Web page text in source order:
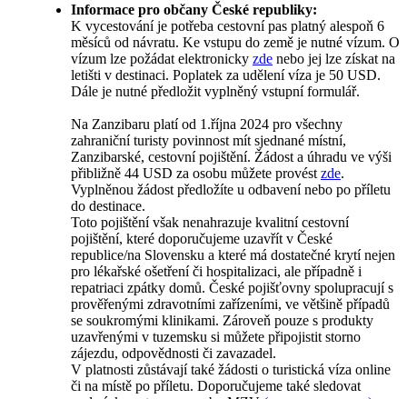
Informace pro občany České republiky:
K vycestování je potřeba cestovní pas platný alespoň 6
měsíců od návratu. Ke vstupu do země je nutné vízum. O
vízum lze požádat elektronicky zde nebo jej lze získat na
letišti v destinaci. Poplatek za udělení víza je 50 USD.
Dále je nutné předložit vyplněný vstupní formulář.
Na Zanzibaru platí od 1.října 2024 pro všechny
zahraniční turisty povinnost mít sjednané místní,
Zanzibarské, cestovní pojištění. Žádost a úhradu ve výši
přibližně 44 USD za osobu můžete provést zde.
Vyplněnou žádost předložíte u odbavení nebo po příletu
do destinace.
Toto pojištění však nenahrazuje kvalitní cestovní
pojištění, které doporučujeme uzavřít v České
republice/na Slovensku a které má dostatečné krytí nejen
pro lékařské ošetření či hospitalizaci, ale případně i
repatriaci zpátky domů. České pojišťovny spolupracují s
prověřenými zdravotními zařízeními, ve většině případů
se soukromými klinikami. Zároveň pouze s produkty
uzavřenými v tuzemsku si můžete připojistit storno
zájezdu, odpovědnosti či zavazadel.
V platnosti zůstávají také žádosti o turistická víza online
či na místě po příletu. Doporučujeme také sledovat